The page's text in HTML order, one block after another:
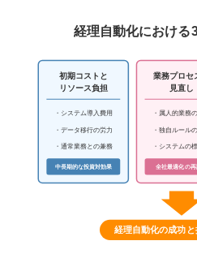
経理自動化における
初期コストと
リソース負担
・システム導入費用
・データ移行の労力
・通常業務との兼務
中長期的な投資対効果
業務プロセ
見直し
・属人的業務
・独自ルール
・システムの
全社最適化の再
経理自動化の成功